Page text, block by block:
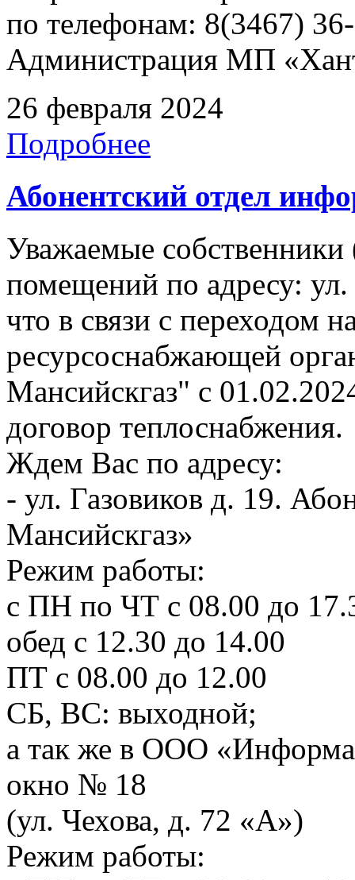
по телефонам: 8(3467)
Администрация МП
26 февраля 2024
Подробнее
Абонентский отдел
Уважаемые
помещений по адресу:
что в связи с переходом
ресурсоснабжающей
Мансийскгаз" с
договор теплоснабжения.
Ждем Вас по адресу:
- ул. Газовиков д. 19.
Мансийскгаз»
Режим работы:
с ПН по ЧТ с 08.00 до
обед с 12.30 до 14.00
ПТ с 08.00 до 12.00
СБ, ВС: выходной;
а так же в ООО
окно № 18
(ул. Чехова, д. 72 «А»)
Режим работы: